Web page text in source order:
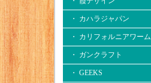
・ カハラジャパン
・ カリフォルニアワーム
・ ガンクラフト
・ GEEKS